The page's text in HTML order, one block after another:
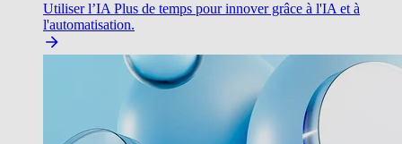
Utiliser l’IA Plus de temps pour innover grâce à l'IA et à
l'automatisation.